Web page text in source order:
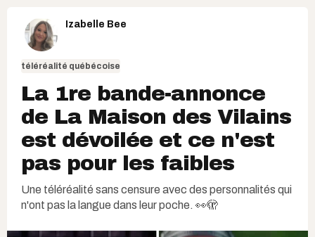
Izabelle Bee
téléréalité québécoise
La 1re bande-annonce
de La Maison des Vilains
est dévoilée et ce n'est
pas pour les faibles
Une téléréalité sans censure avec des personnalités qui
n'ont pas la langue dans leur poche. 👀🫣